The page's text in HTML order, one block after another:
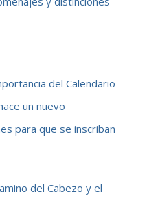
del Calendario
un nuevo
para que se inscriban
del Cabezo y el